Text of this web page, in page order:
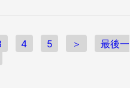
4 5 ＞
最後一